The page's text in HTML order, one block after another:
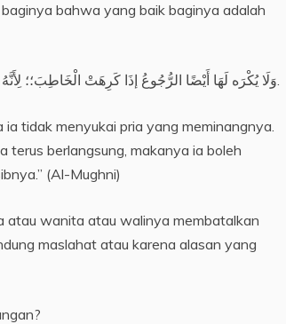
bahwa yang baik baginya adalah
وَلَا يُكْرَه لَهَا أَيْضًا الرُّجُوعُ إذَا كَرِهَتْ الْخَاطِبَ؛؛ لِأَنَّهُ عَقْدُ عُمَرَ يَدُومُ الضَّرَرُ فِيهِ، فَكَانَ لَهَا الِاحْتِيَاطُ لِنَفْسِهَا، وَالنَّظَرُ فِي حَظِّهَا.
tidak menyukai pria yang meminangnya.
terus berlangsung, makanya ia boleh
(Al-Mughni)
atau wanita atau walinya membatalkan
maslahat atau karena alasan yang